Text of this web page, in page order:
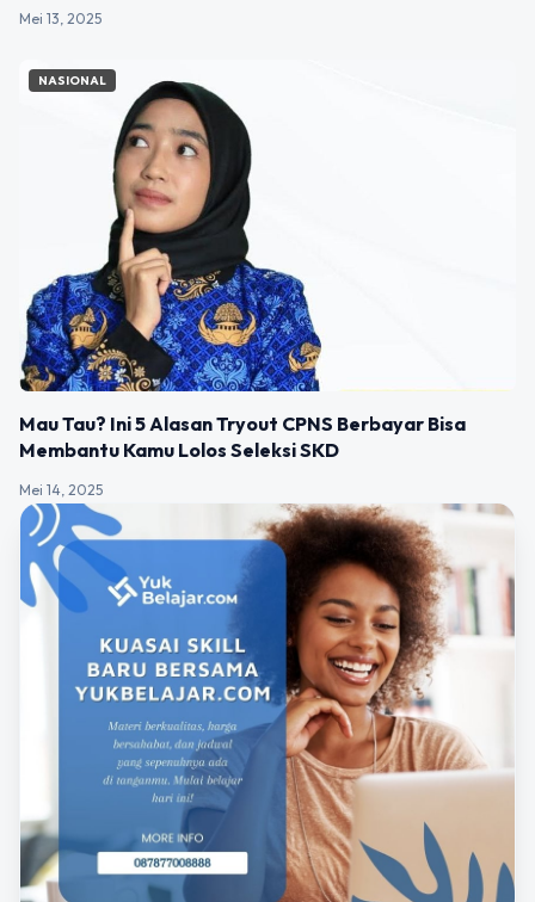
Mei 13, 2025
NASIONAL
Mau Tau? Ini 5 Alasan Tryout CPNS Berbayar Bisa
Membantu Kamu Lolos Seleksi SKD
Mei 14, 2025